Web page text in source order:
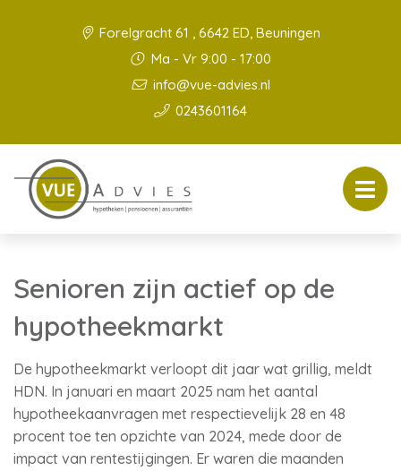
Forelgracht 61 , 6642 ED, Beuningen
Ma - Vr 9:00 - 17:00
info@vue-advies.nl
0243601164
Senioren zijn actief op de
hypotheekmarkt
De hypotheekmarkt verloopt dit jaar wat grillig, meldt
HDN. In januari en maart 2025 nam het aantal
hypotheekaanvragen met respectievelijk 28 en 48
procent toe ten opzichte van 2024, mede door de
impact van rentestijgingen. Er waren die maanden